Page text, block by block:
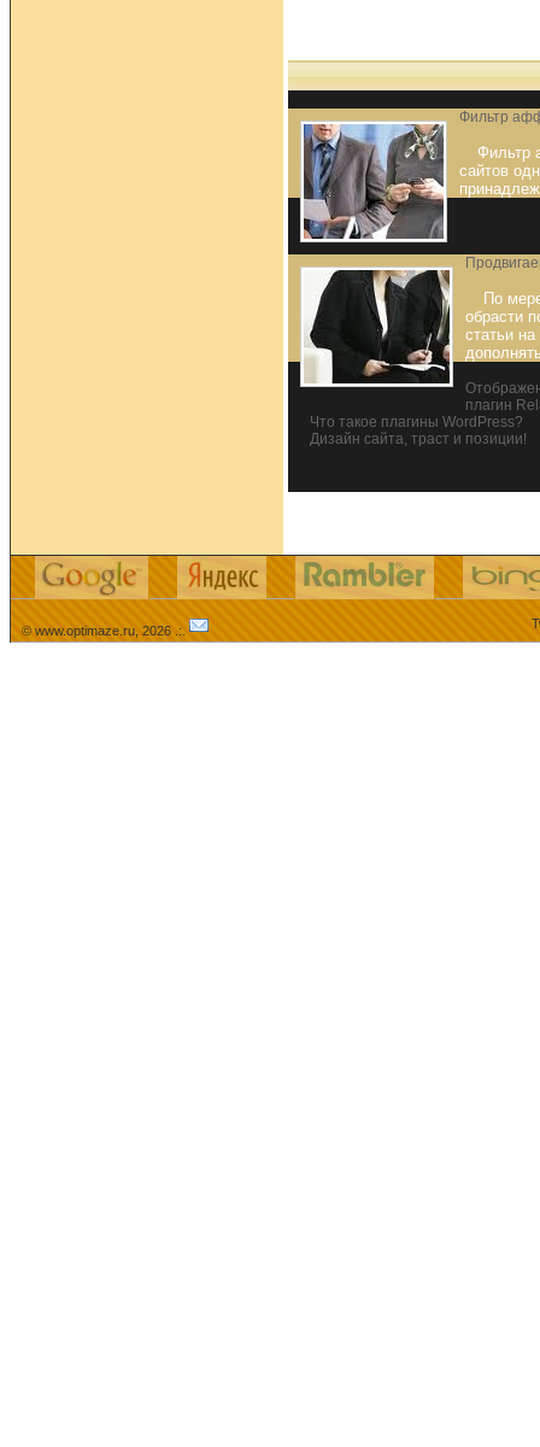
Фильтр
Фильтр
сайтов
По
обрасти
статьи
плагин
Что такое плагины WordPress?
Дизайн сайта, траст и позиции!
© www.optimaze.ru, 2026 .:.